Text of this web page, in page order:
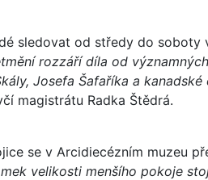
sledovat od středy do soboty
rozzáří díla od
Josefa Šafaříka a
magistrátu Radka Štědrá.
se v Arcidiecézním muzeu
velikosti menšího pokoje